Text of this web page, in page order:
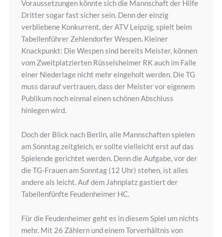
Voraussetzungen könnte sich die Mannschaft der Hilfe
Dritter sogar fast sicher sein. Denn der einzig
verbliebene Konkurrent, der ATV Leipzig, spielt beim
Tabellenführer Zehlendorfer Wespen. Kleiner
Knackpunkt: Die Wespen sind bereits Meister, können
vom Zweitplatzierten Rüsselsheimer RK auch im Falle
einer Niederlage nicht mehr eingeholt werden. Die TG
muss darauf vertrauen, dass der Meister vor eigenem
Publikum noch einmal einen schönen Abschluss
hinlegen wird.
Doch der Blick nach Berlin, alle Mannschaften spielen
am Sonntag zeitgleich, er sollte vielleicht erst auf das
Spielende gerichtet werden. Denn die Aufgabe, vor der
die TG-Frauen am Sonntag (12 Uhr) stehen, ist alles
andere als leicht. Auf dem Jahnplatz gastiert der
Tabellenfünfte Feudenheimer HC.
Für die Feudenheimer geht es in diesem Spiel um nichts
mehr. Mit 26 Zählern und einem Torverhältnis von